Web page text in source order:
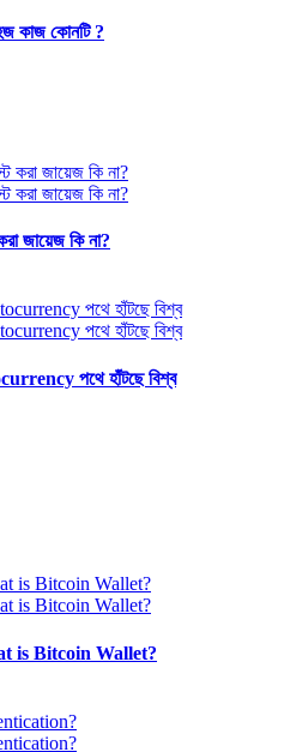
কাজ কোনটি ?
জায়েজ কি না?
পথে হাঁটছে বিশ্ব
is Bitcoin Wallet?